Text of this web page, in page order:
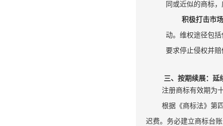
同或近似的商标
积极打击市
动。维权途径包
要求停止侵权并
三、按期续展：延
注册商标有效期为
根据《商标法》第
迟费。务必建立商标台